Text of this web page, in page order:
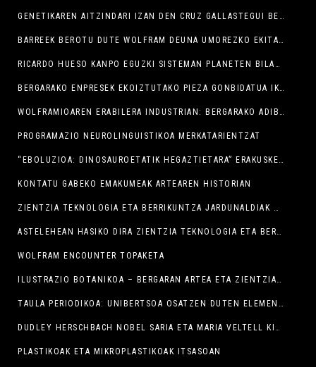
GENETIKAREN AITZINDARI IZAN DEN CRUZ GALLASTEGUI BERGARARRAREN LANA EZAGUTU DUGU
BARREEK BEROTU DUTE WOLFRAM DEUNA UMOREZKO EKITALDI ZIENTIFIKOA
RICARDO HUESO KANPO EGUZKI SISTEMAN PLANETEN BILAKETEZ ARITU DA
BERGARAKO ENPRESEK EKOIZTUTAKO PIEZA GONBIDATUA IKUSGAI LABORATORIUM-EN
WOLFRAMIOAREN ERABILERA INDUSTRIAN: BERGARAKO ADIBIDEAK
PROGRAMAZIO NEUROLINGUISTIKOA MERKATARIENTZAT
“EBOLUZIOA: DINOSAUROETATIK HEGAZTIETARA” ERAKUSKETA AZAROAREN 10ERA ARTE
KONTATU GABEKO EMAKUMEAK ARTEAREN HISTORIAN
ZIENTZIA TEKNOLOGIA ETA BERRIKUNTZA JARDUNALDIAK HASI DIRA
ASTELEHEAN HASIKO DIRA ZIENTZIA TEKNOLOGIA ETA BERRIKUNTZA JARDUNALDIAK
WOLFRAM ENCOUNTER TOPAKETA
ILUSTRAZIO BOTANIKOA – BERGARAN ARTEA ETA ZIENTZIA UZTARTUZ, IV. EDIZIOA
TAULA PERIODIKOA: UNIBERTSOA OSATZEN DUTEN ELEMENTUAK
DUDLEY HERSCHBACH NOBEL SARIA ETA MARIA VELTELL KIMIKALARI OSPETSUA SEMINARIXOAN
PLASTIKOAK ETA MIKROPLASTIKOAK ITSASOAN